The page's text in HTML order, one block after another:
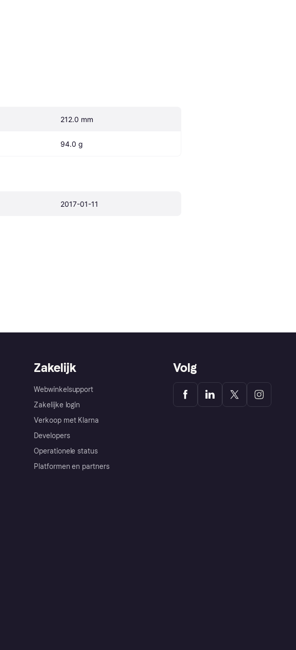
212.0 mm
94.0 g
2017-01-11
Zakelijk
Webwinkelsupport
Zakelijke login
Verkoop met Klarna
Developers
Operationele status
Platformen en partners
Volg